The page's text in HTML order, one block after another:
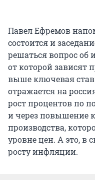
Павел Ефремов
состоится и
решаться вопрос об
от которой зависят
выше ключевая
отражается на
рост процентов по
и через повышение
производства,
уровне цен. А это, в
росту инфляции.